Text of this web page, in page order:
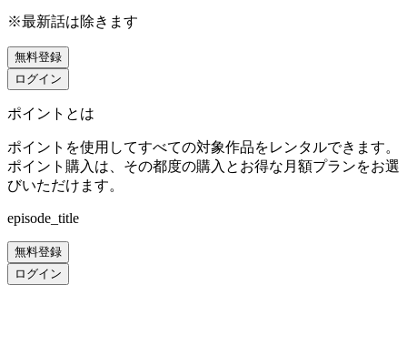
※最新話は除きます
無料登録
ログイン
ポイントとは
ポイントを使用してすべての対象作品をレンタルできます。
ポイント購入は、その都度の購入とお得な月額プランをお選
びいただけます。
episode_title
無料登録
ログイン